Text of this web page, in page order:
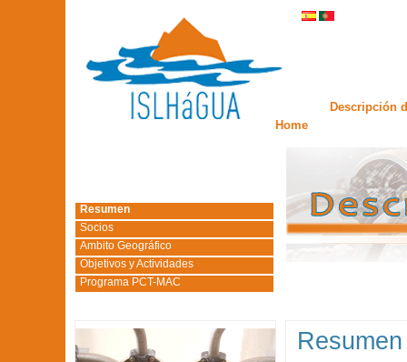
Home
Descripción
Resumen
Socios
Ambito Geográfico
Objetivos y Actividades
Programa PCT-MAC
Resumen